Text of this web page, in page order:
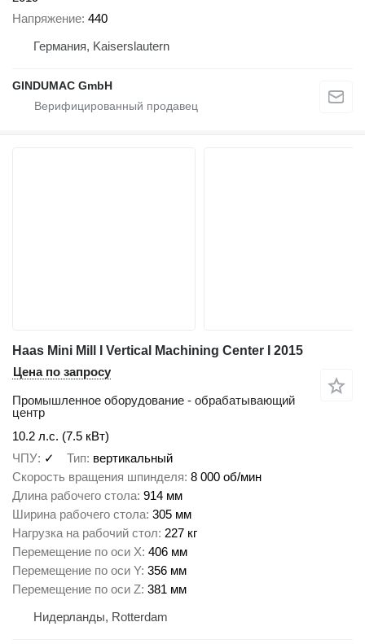
Напряжение 440
Германия, Kaiserslautern
GINDUMAC GmbH
Haas Mini Mill I Vertical Machining Center I 2015
Цена по запросу
Промышленное оборудование - обрабатывающий
центр
10.2 л.с. (7.5 кВт)
ЧПУ ✓ Тип вертикальный
Скорость вращения шпинделя 8 000 об/мин
Длина рабочего стола 914 мм
Ширина рабочего стола 305 мм
Нагрузка на рабочий стол 227 кг
Перемещение по оси X 406 мм
Перемещение по оси Y 356 мм
Перемещение по оси Z 381 мм
Нидерланды, Rotterdam